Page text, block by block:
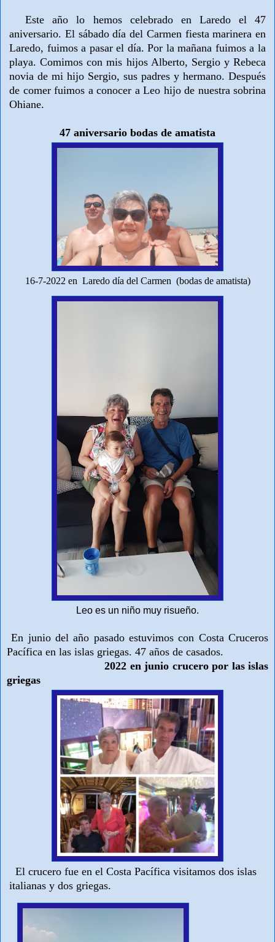
Este año lo hemos celebrado en Laredo el 47
aniversario. El sábado día del Carmen fiesta marinera en
Laredo, fuimos a pasar el día. Por la mañana fuimos a la
playa. Comimos con mis hijos Alberto, Sergio y Rebeca
novia de mi hijo Sergio, sus padres y hermano. Después
de comer fuimos a conocer a Leo hijo de nuestra sobrina
Ohiane.
47 aniversario bodas de amatista
16-7-2022 en Laredo día del Carmen (bodas de amatista)
Leo es un niño muy risueño.
En junio del año pasado estuvimos con Costa Cruceros
Pacífica en las islas griegas. 47 años de casados.
2022 en junio crucero por las islas
griegas
El crucero fue en el Costa Pacífica visitamos dos islas
italianas y dos griegas.